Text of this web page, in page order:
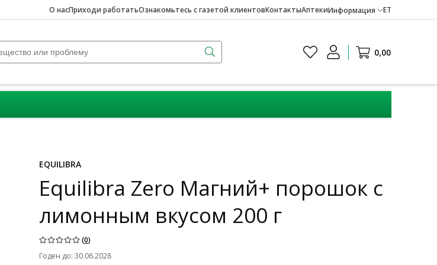
О насПриходи работатьОзнакомьтесь с газетой клиентовКонтактыАптекиИнформация ET
0,00
EQUILIBRA
Equilibra Zero Магний+ порошок с
лимонным вкусом 200 г
(0)
Годен до: 30.06.2028